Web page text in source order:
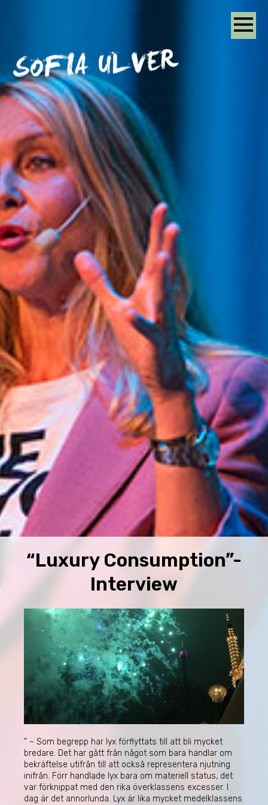
“Luxury Consumption”-
Interview
” – Som begrepp har lyx förflyttats till att bli mycket
bredare. Det har gått från något som bara handlar om
bekräftelse utifrån till att också representera njutning
inifrån. Förr handlade lyx bara om materiell status, det
var förknippat med den rika överklassens excesser. I
dag är det annorlunda. Lyx är lika mycket medel­klassens